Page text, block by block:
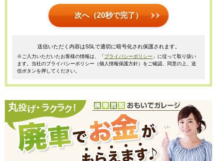
次へ（20秒で完了）
送信いただく内容はSSLで適切に暗号化され保護されます。
※ご入力いただいたお客様の情報は、「プライバシーポリシー 」に従って取り扱い
ます。当社のプライバシーポリシー（個人情報保護方針）をご確認、同意の上、送
信ボタンを押してください。